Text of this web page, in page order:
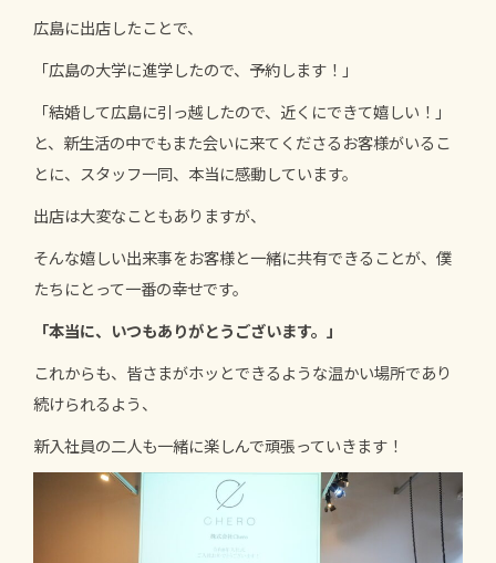
広島に出店したことで、
「広島の大学に進学したので、予約します！」
「結婚して広島に引っ越したので、近くにできて嬉しい！」
と、新生活の中でもまた会いに来てくださるお客様がいるこ
とに、スタッフ一同、本当に感動しています。
出店は大変なこともありますが、
そんな嬉しい出来事をお客様と一緒に共有できることが、僕
たちにとって一番の幸せです。
「本当に、いつもありがとうございます。」
これからも、皆さまがホッとできるような温かい場所であり
続けられるよう、
新入社員の二人も一緒に楽しんで頑張っていきます！